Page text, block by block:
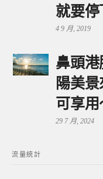
就要停
4 9 月, 2019
鼻頭港
陽美
可享用
29 7 月, 2024
流量統計